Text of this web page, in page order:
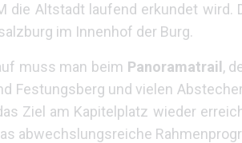
die Altstadt laufend erkundet
im Innenhof der Burg.
muss man beim Panoramatrail ,
Festungsberg und vielen
Ziel am Kapitelplatz wieder
abwechslungsreiche